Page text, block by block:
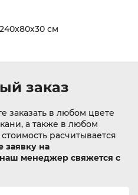
240х80х30 см
заказ
заказать в любом цвете
а также в любом
расчитывается
заявку на
менеджер свяжется с